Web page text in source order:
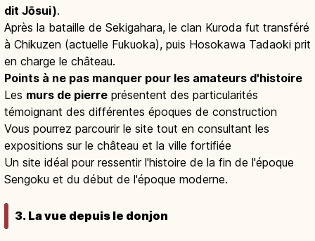
dit Jōsui).
Après la bataille de Sekigahara, le clan Kuroda fut transféré
à Chikuzen (actuelle Fukuoka), puis Hosokawa Tadaoki prit
en charge le château.
Points à ne pas manquer pour les amateurs d'histoire
Les murs de pierre présentent des particularités
témoignant des différentes époques de construction
Vous pourrez parcourir le site tout en consultant les
expositions sur le château et la ville fortifiée
Un site idéal pour ressentir l'histoire de la fin de l'époque
Sengoku et du début de l'époque moderne.
3. La vue depuis le donjon